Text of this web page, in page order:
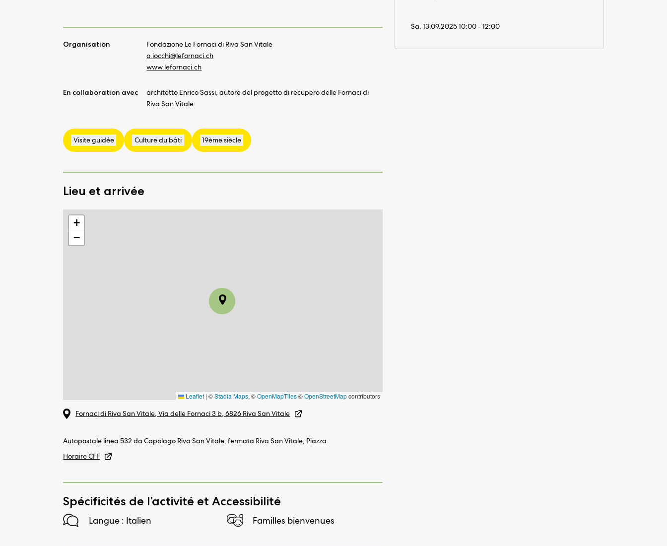
Sa, 13.09.2025 10:00 - 12:00
Organisation
Fondazione Le Fornaci di Riva San Vitale
o.iocchi@lefornaci.ch
www.lefornaci.ch
En collaboration avec
architetto Enrico Sassi, autore del progetto di recupero delle Fornaci di
Riva San Vitale
Lieu et arrivée
+
−
Leaflet | ©Stadia Maps, ©OpenMapTiles©OpenStreetMapcontributors
Fornaci di Riva San Vitale, Via delle Fornaci 3 b, 6826 Riva San Vitale
Autopostale linea 532 da Capolago Riva San Vitale, fermata Riva San Vitale, Piazza
Horaire CFF
Spécificités de l’activité et Accessibilité
Langue : Italien Familles bienvenues